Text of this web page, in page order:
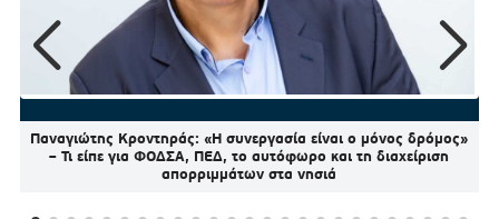
Παναγιώτης Κροντηράς: «Η συνεργασία είναι ο μόνος δρόμος»
– Τι είπε για ΦΟΔΣΑ, ΠΕΔ, το αυτόφωρο και τη διαχείριση
απορριμμάτων στα νησιά